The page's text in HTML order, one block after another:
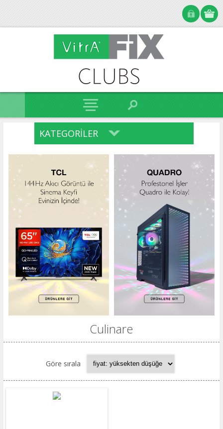
KATEGORILER
Culinare
Göre sırala